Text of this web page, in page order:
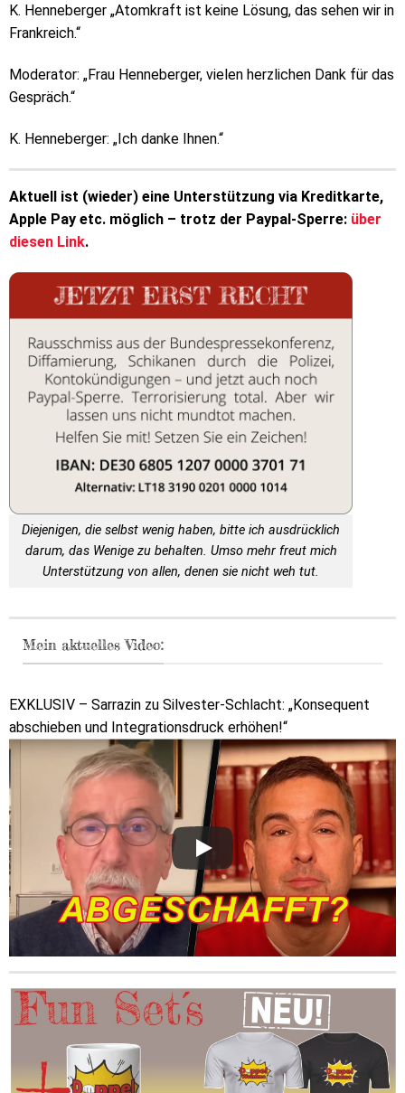
K. Henneberger „Atomkraft ist keine Lösung, das sehen wir in
Frankreich.“
Moderator: „Frau Henneberger, vielen herzlichen Dank für das
Gespräch.“
K. Henneberger: „Ich danke Ihnen.“
Aktuell ist (wieder) eine Unterstützung via Kreditkarte,
Apple Pay etc. möglich – trotz der Paypal-Sperre: über
diesen Link.
Diejenigen, die selbst wenig haben, bitte ich ausdrücklich
darum, das Wenige zu behalten. Umso mehr freut mich
Unterstützung von allen, denen sie nicht weh tut.
Mein aktuelles Video:
EXKLUSIV – Sarrazin zu Silvester-Schlacht: „Konsequent
abschieben und Integrationsdruck erhöhen!“